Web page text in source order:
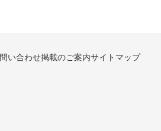
い合わせ掲載のご案内サイトマップ